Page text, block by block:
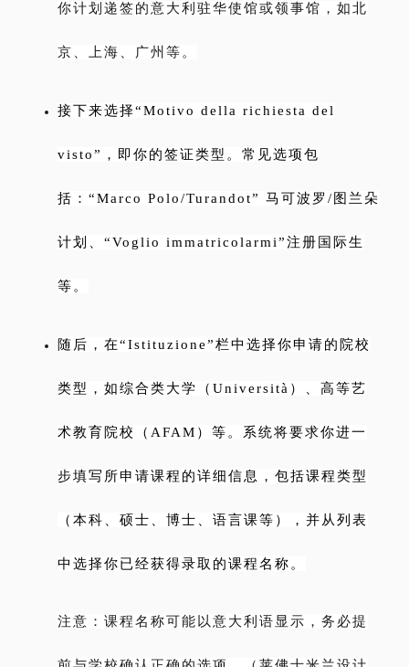
你计划递签的意大利驻华使馆或领事馆，如北
京、上海、广州等。
接下来选择“Motivo della richiesta del
visto”，即你的签证类型。常见选项包
括：“Marco Polo/Turandot” 马可波罗/图兰朵
计划、“Voglio immatricolarmi”注册国际生
等。
随后，在“Istituzione”栏中选择你申请的院校
类型，如综合类大学（Università）、高等艺
术教育院校（AFAM）等。系统将要求你进一
步填写所申请课程的详细信息，包括课程类型
（本科、硕士、博士、语言课等），并从列表
中选择你已经获得录取的课程名称。
注意：课程名称可能以意大利语显示，务必提